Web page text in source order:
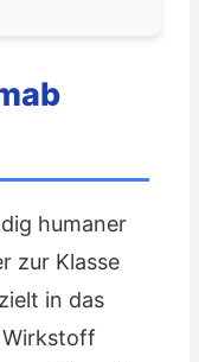
humaner
zur Klasse
in das